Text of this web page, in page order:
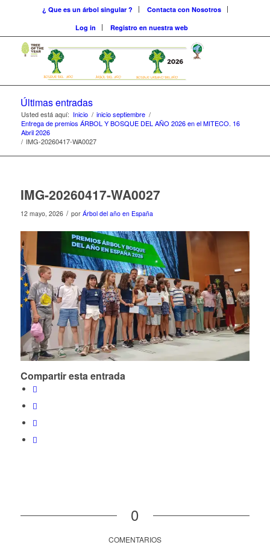
¿ Que es un árbol singular ?
Contacta con Nosotros
Log in
Registro en nuestra web
Últimas entradas
Usted está aquí: Inicio / inicio septiembre /
Entrega de premios ÁRBOL Y BOSQUE DEL AÑO 2026 en el MITECO. 16
Abril 2026
/ IMG-20260417-WA0027
IMG-20260417-WA0027
12 mayo, 2026 / por Árbol del año en España
Compartir esta entrada
0
COMENTARIOS